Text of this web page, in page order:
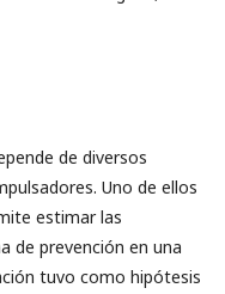
de diversos
Uno de ellos
estimar las
de prevención en una
tuvo como hipótesis